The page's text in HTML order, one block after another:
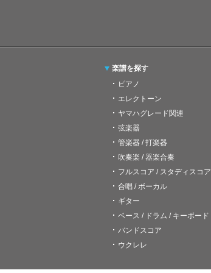
楽譜を探す
ピアノ
エレクトーン
ヤマハグレード関連
弦楽器
管楽器 / 打楽器
吹奏楽 / 器楽合奏
フルスコア / スタディスコア
合唱 / ボーカル
ギター
ベース / ドラム / キーボード
バンドスコア
ウクレレ